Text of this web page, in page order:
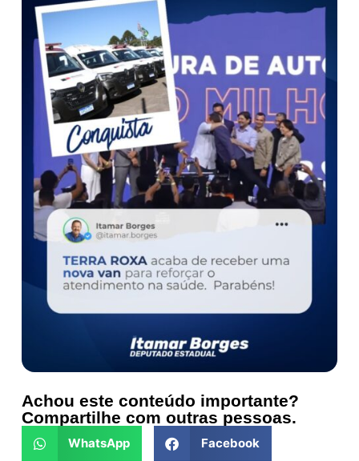
Achou este conteúdo importante?
Compartilhe com outras pessoas.
WhatsApp Facebook